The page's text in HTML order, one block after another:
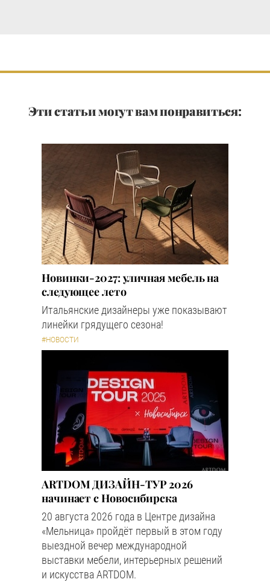
Эти статьи могут вам понравиться:
Новинки-2027: уличная мебель на
следующее лето
Итальянские дизайнеры уже показывают
линейки грядущего сезона!
#НОВОСТИ
ARTDOM ДИЗАЙН-ТУР 2026
начинает с Новосибирска
20 августа 2026 года в Центре дизайна
«Мельница» пройдёт первый в этом году
выездной вечер международной
выставки мебели, интерьерных решений
и искусства ARTDOM.